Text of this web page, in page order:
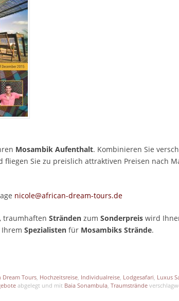
Mosambik Aufenthalt. Kombinieren Sie
fliegen Sie zu preislich attraktiven Preisen nach
nicole@african-dream-tours.de
traumhaften Stränden zum Sonderpreis wird
Ihrem Spezialisten für Mosambiks Strände.
Dream Tours, Hochzeitsreise, Individualreise, Lodgesafari, Luxus
abgelegt und mit Baia Sonambula, Traumstrände